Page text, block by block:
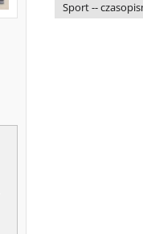
Sport --